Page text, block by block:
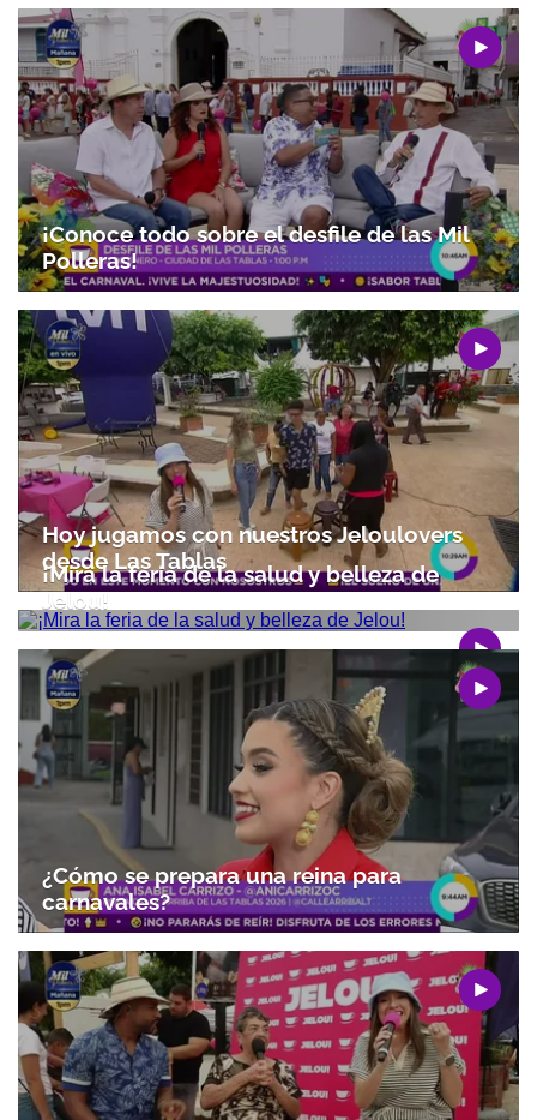
Gracias por suscribirte a nuestro boletín.
ACEPTAR
¡Conoce todo sobre el desfile de las Mil
Polleras!
Hoy jugamos con nuestros Jeloulovers
desde Las Tablas
¡Mira la feria de la salud y belleza de
Jelou!
¿Cómo se prepara una reina para
carnavales?